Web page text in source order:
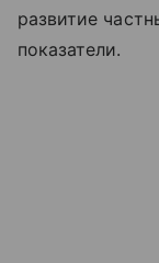
развитие
показатели.